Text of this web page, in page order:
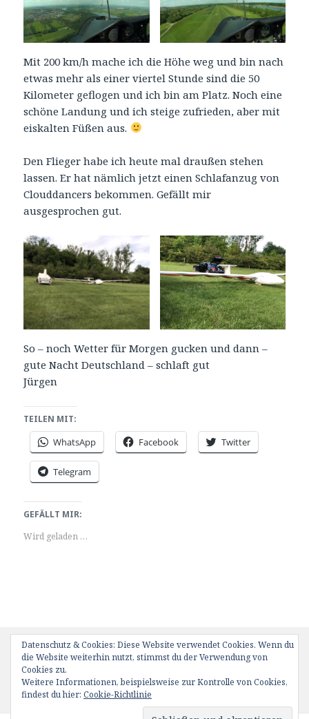
Mit 200 km/h mache ich die Höhe weg und bin nach
etwas mehr als einer viertel Stunde sind die 50
Kilometer geflogen und ich bin am Platz. Noch eine
schöne Landung und ich steige zufrieden, aber mit
eiskalten Füßen aus.
Den Flieger habe ich heute mal draußen stehen
lassen. Er hat nämlich jetzt einen Schlafanzug von
Clouddancers bekommen. Gefällt mir
ausgesprochen gut.
So – noch Wetter für Morgen gucken und dann –
gute Nacht Deutschland – schlaft gut
Jürgen
TEILEN MIT:
WhatsApp Facebook Twitter
Telegram
GEFÄLLT MIR:
Wird geladen …
Veröffentlicht
am
12. Mai 2020 Kategorien
Flüge ab Oppenheim EDGP Schlagwörter
304,
Aeroclub Oppenheim,EDGP, Glasflügel,Glasflügel 304,glider,
gliding, Jürgen Sottung
Segelflugzeug,streckenfliegen,Streckensegelfllug,Thermik
Schreibe einen Kommentarzu Heute mal bissel raus
Datenschutz & Cookies: Diese Website verwendet Cookies. Wenn du
die Website weiterhin nutzt, stimmst du der Verwendung von
Cookies zu.
Weitere Informationen, beispielsweise zur Kontrolle von Cookies,
findest du hier: Cookie-Richtlinie